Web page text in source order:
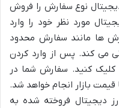
نوع سفارش را فروش
مورد نظر خود را وارد
ها مانند سفارش محدود
می کند. پس از وارد کردن
کنید. سفارش شما در
بازار انجام خواهد شد.
دیجیتال فروخته شده به